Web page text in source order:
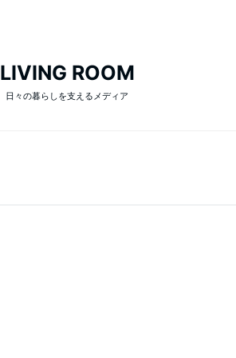
LIVING ROOM
日々の暮らしを支えるメディア